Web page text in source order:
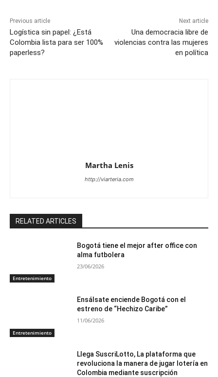
Previous article
Logística sin papel: ¿Está
Colombia lista para ser 100%
paperless?
Next article
Una democracia libre de
violencias contra las mujeres
en política
Martha Lenis
http://viarteria.com
RELATED ARTICLES
Entretenimiento
Bogotá tiene el mejor after office con
alma futbolera
23/06/2026
Entretenimiento
Ensálsate enciende Bogotá con el
estreno de “Hechizo Caribe”
11/06/2026
Llega SuscriLotto, La plataforma que
revoluciona la manera de jugar lotería en
Colombia mediante suscripción